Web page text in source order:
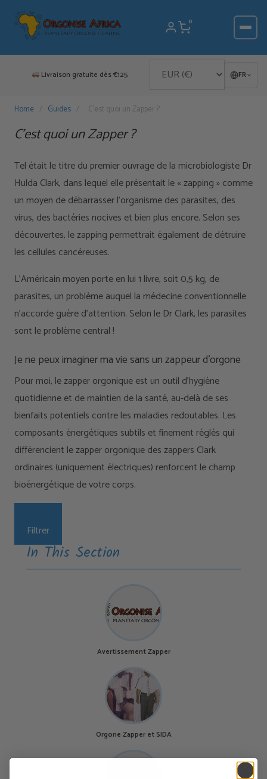
contenu
0
Livraison gratuite dès €125 FR
Home / Guides / C’est quoi un Zapper ?
C’est quoi un Zapper ?
Tel était le titre du premier ouvrage de la microbiologiste Dr
Hulda Clark, dans lequel elle présentait le « zapping » comme
un moyen de débarrasser l'organisme des parasites, des
virus, des bactéries nocives et bien plus encore. Selon ses
découvertes, le zapping permettrait également de détruire
les cellules cancéreuses.
L'Américain moyen porte en lui 1 livre, soit 0,5 kg, de
parasites, un problème auquel la médecine conventionnelle
n'accorde guère d'attention. Selon le Dr Clark, les parasites
sont le problème central !
Je ne peux imaginer ma vie sans un zappeur d'orgone
Pour moi, le zapper orgonique est un outil d'hygiène
quotidienne et de maintien de la santé, au-delà de ses
bienfaits potentiels contre les maladies redoutables. Les
composants énergétiques subtils et finement réglés qui
différencient le zapper orgonique des zappers Clark
ordinaires (uniquement électriques) renforcent le champ
bioénergétique de votre corps.
Filtrer
In This Section
Avertissement Zapper
Orgone Zapper et SIDA